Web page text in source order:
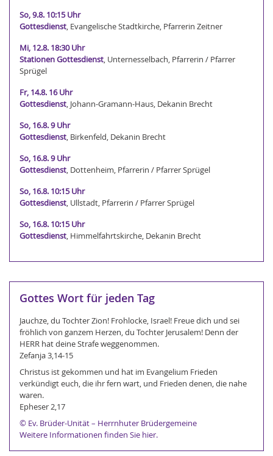
So, 9.8. 10:15 Uhr
Gottesdienst, Evangelische Stadtkirche, Pfarrerin Zeitner
Mi, 12.8. 18:30 Uhr
Stationen Gottesdienst, Unternesselbach, Pfarrerin / Pfarrer
Sprügel
Fr, 14.8. 16 Uhr
Gottesdienst, Johann-Gramann-Haus, Dekanin Brecht
So, 16.8. 9 Uhr
Gottesdienst, Birkenfeld, Dekanin Brecht
So, 16.8. 9 Uhr
Gottesdienst, Dottenheim, Pfarrerin / Pfarrer Sprügel
So, 16.8. 10:15 Uhr
Gottesdienst, Ullstadt, Pfarrerin / Pfarrer Sprügel
So, 16.8. 10:15 Uhr
Gottesdienst, Himmelfahrtskirche, Dekanin Brecht
Gottes Wort für jeden Tag
Jauchze, du Tochter Zion! Frohlocke, Israel! Freue dich und sei
fröhlich von ganzem Herzen, du Tochter Jerusalem! Denn der
HERR hat deine Strafe weggenommen.
Zefanja 3,14-15
Christus ist gekommen und hat im Evangelium Frieden
verkündigt euch, die ihr fern wart, und Frieden denen, die nahe
waren.
Epheser 2,17
© Ev. Brüder-Unität – Herrnhuter Brüdergemeine
Weitere Informationen finden Sie hier.